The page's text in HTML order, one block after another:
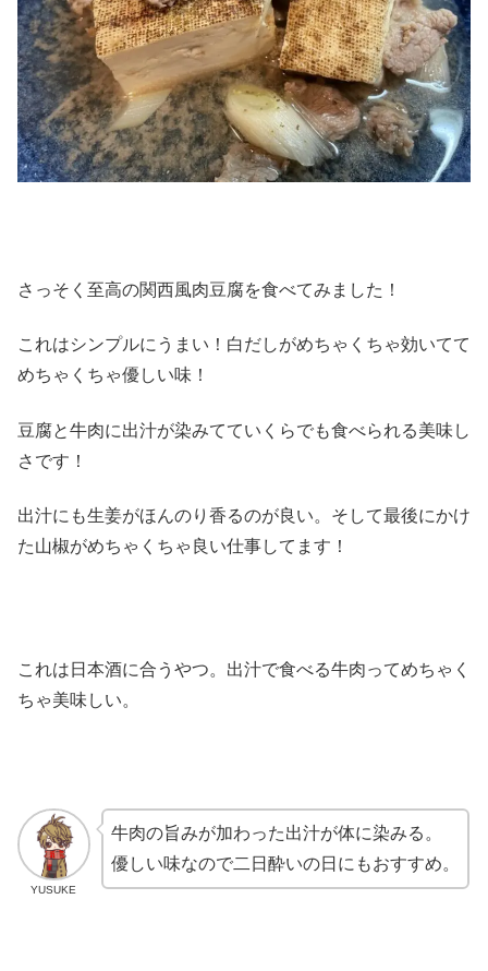
さっそく至高の関西風肉豆腐を食べてみました！
これはシンプルにうまい！白だしがめちゃくちゃ効いてて
めちゃくちゃ優しい味！
豆腐と牛肉に出汁が染みてていくらでも食べられる美味し
さです！
出汁にも生姜がほんのり香るのが良い。そして最後にかけ
た山椒がめちゃくちゃ良い仕事してます！
これは日本酒に合うやつ。出汁で食べる牛肉ってめちゃく
ちゃ美味しい。
YUSUKE
牛肉の旨みが加わった出汁が体に染みる。
優しい味なので二日酔いの日にもおすすめ。